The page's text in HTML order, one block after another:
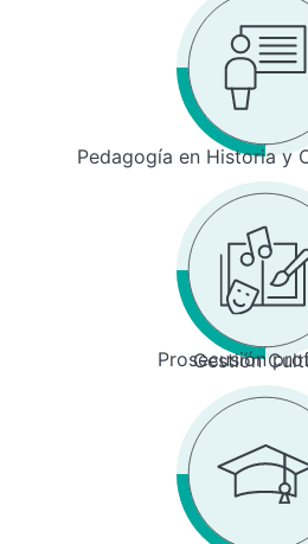
Pedagogía en Historia y
Prosecusión
Gestión